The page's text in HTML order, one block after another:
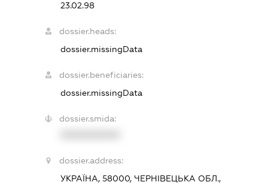
23.02.98
dossier.heads:
dossier.missingData
dossier.beneficiaries:
dossier.missingData
dossier.smida:
dossier.address:
УКРАЇНА, 58000, ЧЕРНІВЕЦЬКА ОБЛ.,